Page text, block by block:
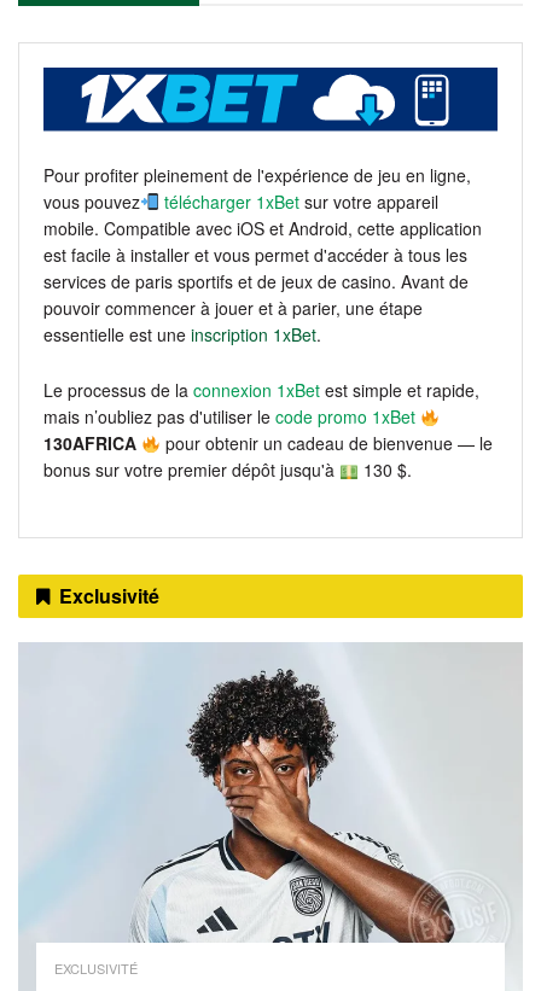
Pour profiter pleinement de l'expérience de jeu en ligne,
vous pouvez
télécharger 1xBet sur votre appareil
mobile. Compatible avec iOS et Android, cette application
est facile à installer et vous permet d'accéder à tous les
services de paris sportifs et de jeux de casino. Avant de
pouvoir commencer à jouer et à parier, une étape
essentielle est une inscription 1xBet.
Le processus de la connexion 1xBet est simple et rapide,
mais n’oubliez pas d'utiliser le code promo 1xBet
130AFRICA
pour obtenir un cadeau de bienvenue — le
bonus sur votre premier dépôt jusqu'à
130 $.
Exclusivité
EXCLUSIVITÉ